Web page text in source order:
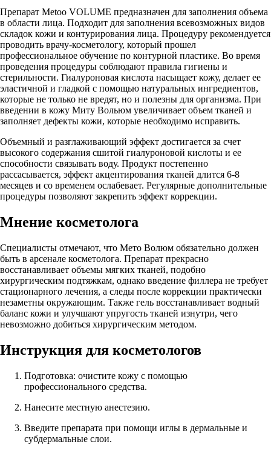
Препарат Metoo VOLUME предназначен для заполнения объема
в области лица. Подходит для заполнения всевозможных видов
складок кожи и контурирования лица. Процедуру рекомендуется
проводить врачу-косметологу, который прошел
профессиональное обучение по контурной пластике. Во время
проведения процедуры соблюдают правила гигиены и
стерильности. Гиалуроновая кислота насыщает кожу, делает ее
эластичной и гладкой с помощью натуральных ингредиентов,
которые не только не вредят, но и полезны для организма. При
введении в кожу Миту Вольюм увеличивает объем тканей и
заполняет дефекты кожи, которые необходимо исправить.
Объемный и разглаживающий эффект достигается за счет
высокого содержания сшитой гиалуроновой кислоты и ее
способности связывать воду. Продукт постепенно
рассасывается, эффект акцентирования тканей длится 6-8
месяцев и со временем ослабевает. Регулярные дополнительные
процедуры позволяют закрепить эффект коррекции.
Мнение косметолога
Специалисты отмечают, что Мето Волюм обязательно должен
быть в арсенале косметолога. Препарат прекрасно
восстанавливает объемы мягких тканей, подобно
хирургическим подтяжкам, однако введение филлера не требует
стационарного лечения, а следы после коррекции практически
незаметны окружающим. Также гель восстанавливает водный
баланс кожи и улучшают упругость тканей изнутри, чего
невозможно добиться хирургическим методом.
Инструкция для косметологов
Подготовка: очистите кожу с помощью
профессионального средства.
Нанесите местную анестезию.
Введите препарата при помощи иглы в дермальные и
субдермальные слои.